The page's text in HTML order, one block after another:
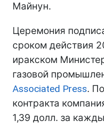
Майнун.
Церемония
сроком действия
иракском
газовой
Associated Press.
контракта
1,39 долл. за